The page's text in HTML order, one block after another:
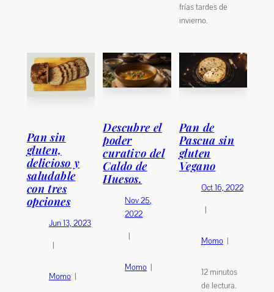
frías tardes de
invierno.
Pan sin
gluten,
delicioso y
saludable
con tres
opciones
Jun 13, 2023
|
Momo |
Descubre el
poder
curativo del
Caldo de
Huesos.
Nov 25,
2022
|
Momo |
Pan de
Pascua sin
gluten
Vegano
Oct 16, 2022
|
Momo |
12minutos
de lectura.